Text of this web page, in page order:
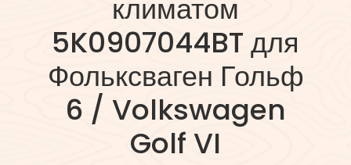
климатом
5K0907044BT для
Фольксваген Гольф
6 / Volkswagen
Golf VI